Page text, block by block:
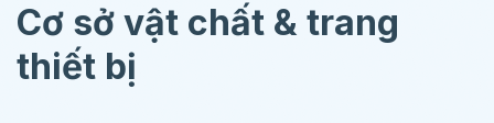
Cơ sở vật chất & trang
thiết bị